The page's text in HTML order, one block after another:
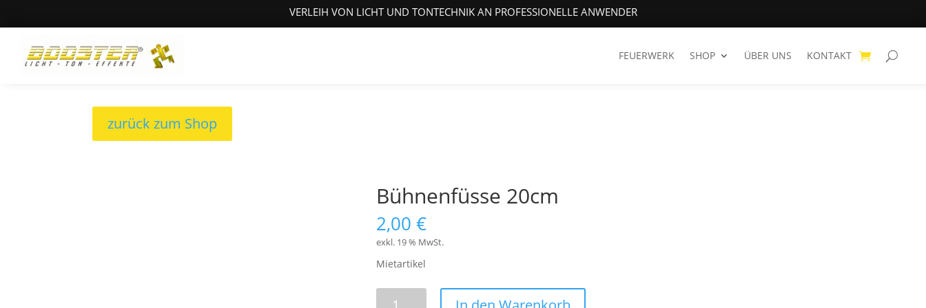
VERLEIH VON LICHT UND TONTECHNIK AN PROFESSIONELLE ANWENDER
FEUERWERK SHOP ÜBER UNS KONTAKT
zurück zum Shop
Bühnenfüsse 20cm
2,00€
exkl. 19 % MwSt.
Mietartikel